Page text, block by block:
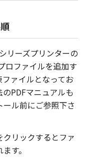
同類の保管装
することを指し
Printing
ル若しくはコピ
、本ソフトウエ
その後に作成
リーズプリンターの
ロファイルを追加す
ァイルとなってお
PDFマニュアルも
ル前にご参照下さ
クリックするとファ
す。